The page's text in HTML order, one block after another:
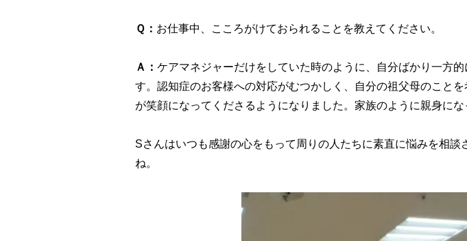
Ｑ： お仕事中、こころがけておられることを教えてください。
Ａ： ケアマネジャーだけをしていた時のように、自分ばかり一方
す。認知症のお客様への対応がむつかしく、自分の祖父母のこと
が笑顔になってくださるようになりました。家族のように親身に
Sさんはいつも感謝の心をもって周りの人たちに素直に悩みを相
ね。